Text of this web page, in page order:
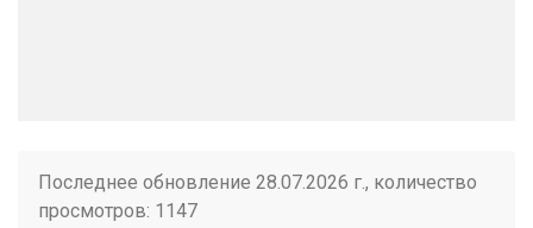
Последнее обновление 28.07.2026 г., количество
просмотров: 1147